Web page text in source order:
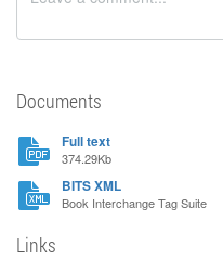
Documents
Full text
374.29Kb
BITS XML
Book Interchange Tag Suite
Links